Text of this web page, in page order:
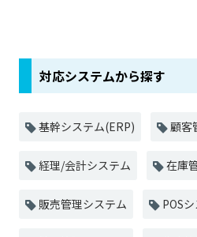
対応システムから探す
基幹システム(ERP) 顧客
経理/会計システム 在庫
販売管理システム POS